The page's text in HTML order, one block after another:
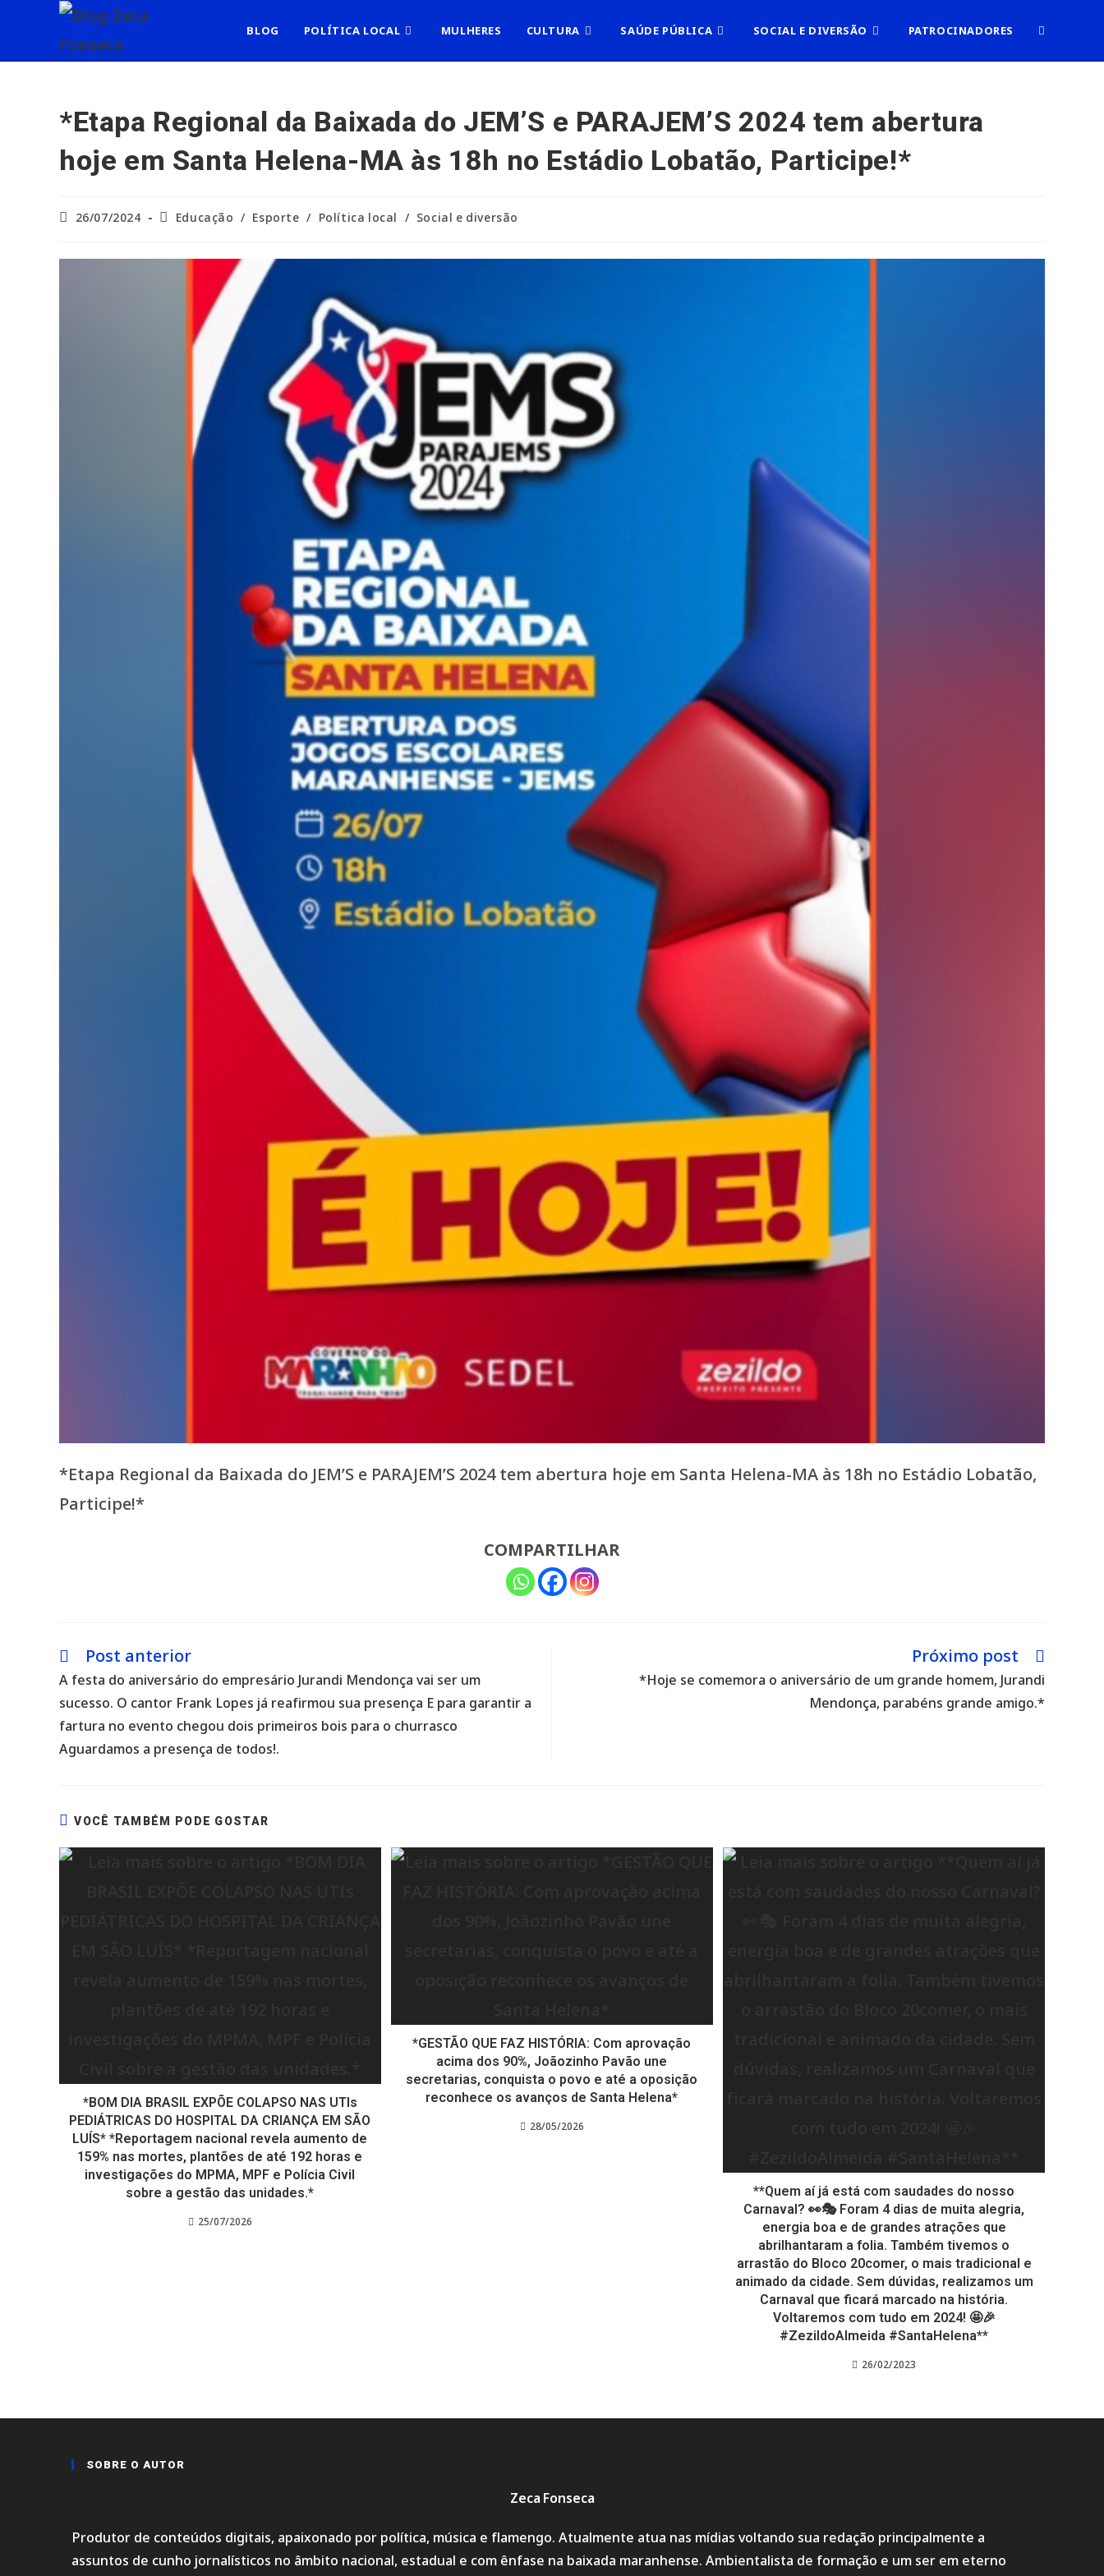
BLOG POLÍTICA LOCAL MULHERES CULTURA SAÚDE PÚBLICA SOCIAL E DIVERSÃO PATROCINADORES ALTERNAR
*Etapa Regional da Baixada do JEM’S e PARAJEM’S 2024 tem abertura
hoje em Santa Helena-MA às 18h no Estádio Lobatão, Participe!*
Post26/07/2024
Categoria
Educação / Esporte / Política local / Social e diversão
*Etapa Regional da Baixada do JEM’S e PARAJEM’S 2024 tem abertura hoje em Santa Helena-MA às 18h no Estádio Lobatão,
Participe!*
COMPARTILHAR
Leia
artigos
Post anterior
A festa do aniversário do empresário Jurandi Mendonça vai ser um
sucesso. O cantor Frank Lopes já reafirmou sua presença E para garantir a
fartura no evento chegou dois primeiros bois para o churrasco
Aguardamos a presença de todos!.
Próximo post
*Hoje se comemora o aniversário de um grande homem, Jurandi
Mendonça, parabéns grande amigo.*
VOCÊ TAMBÉM PODE GOSTAR
*BOM DIA BRASIL EXPÕE COLAPSO NAS UTIs
PEDIÁTRICAS DO HOSPITAL DA CRIANÇA EM SÃO
LUÍS* *Reportagem nacional revela aumento de
159% nas mortes, plantões de até 192 horas e
investigações do MPMA, MPF e Polícia Civil
sobre a gestão das unidades.*
25/07/2026
*GESTÃO QUE FAZ HISTÓRIA: Com aprovação
acima dos 90%, Joãozinho Pavão une
secretarias, conquista o povo e até a oposição
reconhece os avanços de Santa Helena*
28/05/2026
**Quem aí já está com saudades do nosso
Carnaval? 👀🎭 Foram 4 dias de muita alegria,
energia boa e de grandes atrações que
abrilhantaram a folia. Também tivemos o
arrastão do Bloco 20comer, o mais tradicional e
animado da cidade. Sem dúvidas, realizamos um
Carnaval que ficará marcado na história.
Voltaremos com tudo em 2024! 🤩🎉
#ZezildoAlmeida #SantaHelena**
26/02/2023
SOBRE O AUTOR
Zeca Fonseca
Produtor de conteúdos digitais, apaixonado por política, música e flamengo. Atualmente atua nas mídias voltando sua redação principalmente a
assuntos de cunho jornalísticos no âmbito nacional, estadual e com ênfase na baixada maranhense. Ambientalista de formação e um ser em eterno